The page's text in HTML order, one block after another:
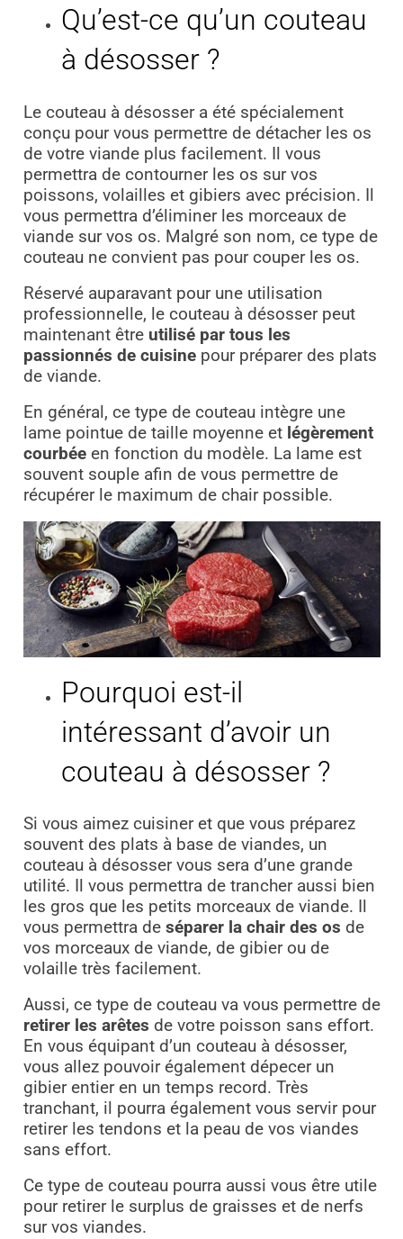
Qu’est-ce qu’un couteau
à désosser ?
Le couteau à désosser a été spécialement
conçu pour vous permettre de détacher les os
de votre viande plus facilement. Il vous
permettra de contourner les os sur vos
poissons, volailles et gibiers avec précision. Il
vous permettra d’éliminer les morceaux de
viande sur vos os. Malgré son nom, ce type de
couteau ne convient pas pour couper les os.
Réservé auparavant pour une utilisation
professionnelle, le couteau à désosser peut
maintenant être utilisé par tous les
passionnés de cuisinepour préparer des plats
de viande.
En général, ce type de couteau intègre une
lame pointue de taille moyenne et légèrement
courbéeen fonction du modèle. La lame est
souvent souple afin de vous permettre de
récupérer le maximum de chair possible.
Pourquoi est-il
intéressant d’avoir un
couteau à désosser ?
Si vous aimez cuisiner et que vous préparez
souvent des plats à base de viandes, un
couteau à désosser vous sera d’une grande
utilité. Il vous permettra de trancher aussi bien
les gros que les petits morceaux de viande. Il
vous permettra de séparer la chair des os de
vos morceaux de viande, de gibier ou de
volaille très facilement.
Aussi, ce type de couteau va vous permettre de
retirer les arêtes de votre poisson sans effort.
En vous équipant d’un couteau à désosser,
vous allez pouvoir également dépecer un
gibier entier en un temps record. Très
tranchant, il pourra également vous servir pour
retirer les tendons et la peau de vos viandes
sans effort.
Ce type de couteau pourra aussi vous être utile
pour retirer le surplus de graisses et de nerfs
sur vos viandes.